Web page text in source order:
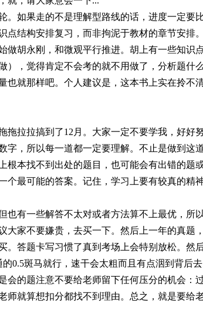
如果走的不是理解型路线的话，进度一定要
结构安排复习，而非拘泥于教材的章节安排。
做胡永刚，和微观平行推进。胡上有一些知
，觉得肯定不会考的就不用做了，分析题什
就那样吧。个人建议是，这本书上实在拎
拉拉搞到了12月。大家一定不要学我，好
字，所以每一道都一定要理解。不止是做到
根本找不到出处的题目，也可能会有出错的
个最可能的答案。记住，学习上要有较真的
有一些解答不太对或者方法算不上最优，
家不要嫌贵，去买一下。然后上一年的真题
答题卡写习惯了真到考场上会特别放松。
0.5斑马就行，速干会太粗而且有点洇到背
会的题注意不要给老师留下任何压分的机会
就算想扣分都找不到理由。总之，就是要给